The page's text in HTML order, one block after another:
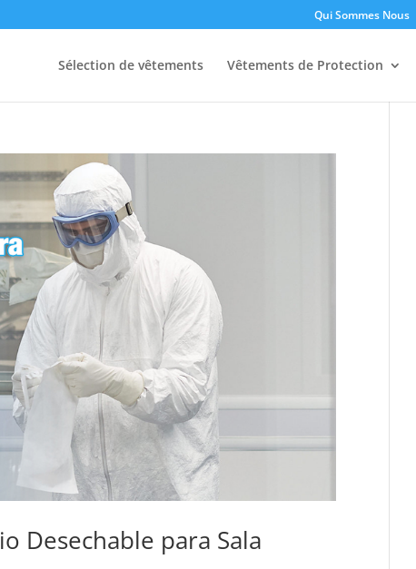
Qui Sommes Nous
Sélection de vêtements Vêtements de Protection
Desechable para Sala